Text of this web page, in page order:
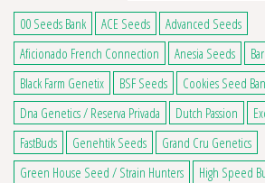
00 Seeds Bank ACE Seeds
Advanced Seeds
Aficionado French Connection
Anesia Seeds
Black Farm Genetix
BSF Seeds Cookies Seed
Dna Genetics / Reserva Privada
Dutch Passion
FastBuds
Genehtik Seeds
Grand Cru Genetics
Green House Seed / Strain Hunters
High Speed